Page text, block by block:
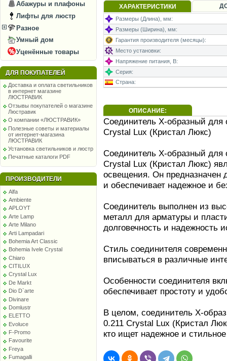
Абажуры и плафоны
Лифты для люстр
Разное
Умный дом
Уценённые товары
ДЛЯ ПОКУПАТЕЛЕЙ
Доставка и оплата светильников
в интернет магазине
ЛЮСТРАВИК
Отзывы покупателей о магазине
Люстравик
О компании «ЛЮСТРАВИК»
Полезные советы и материалы
от интернет-магазина
ЛЮСТРАВИК
Установка светильников и люстр
Печатные каталоги PDF
ПРОИЗВОДИТЕЛИ
Alfa
Ambiente
APLOYT
Arte Lamp
Arte Milano
Arti Lampadari
Bohemia Art Classic
Bohemia Ivele Crystal
Chiaro
CITILUX
Crystal Lux
De Markt
Dio D`arte
Divinare
Domlustr
ELETTO
Evoluce
F-Promo
Favourite
Freya
Fumagalli
ХАРАКТЕРИСТИКИ
Размеры (Длина), мм:
Размеры (Ширина), мм:
Гарантия производителя (месяцы):
Место установки:
Напряжение питания, В:
Серия:
Страна:
ОПИСАНИЕ:
Соединитель X-образный для
Crystal Lux (Кристал Люкс)
Соединитель X-образный для
Crystal Lux (Кристал Люкс)
освещения. Он предназначен
и обеспечивает надежное и
Соединитель выполнен из
металл для арматуры и
долговечность и надежность
Стиль соединителя
вписываться в различные
Особенности соединителя
обеспечивает простоту и
В целом, соединитель X-
0.211 Crystal Lux (Кристал
кто ищет надежное и